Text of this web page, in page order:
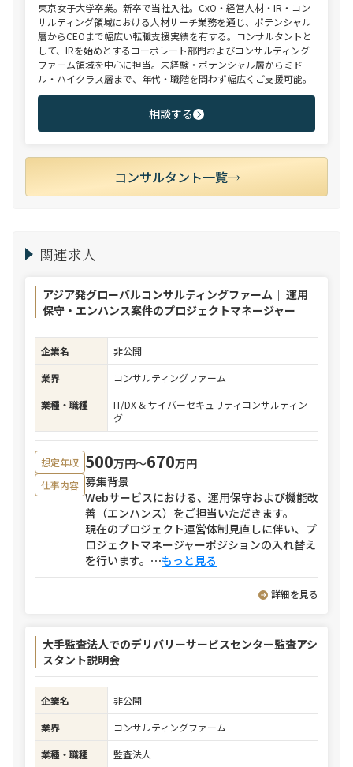
東京女子大学卒業。新卒で当社入社。CxO・経営人材・IR・コン
サルティング領域における人材サーチ業務を通じ、ポテンシャル
層からCEOまで幅広い転職支援実績を有する。コンサルタントと
して、IRを始めとするコーポレート部門およびコンサルティング
ファーム領域を中心に担当。未経験・ポテンシャル層からミド
ル・ハイクラス層まで、年代・職階を問わず幅広くご支援可能。
相談する
コンサルタント一覧
関連求人
アジア発グローバルコンサルティングファーム｜ 運用
保守・エンハンス案件のプロジェクトマネージャー
企業名
非公開
業界
コンサルティングファーム
業種・職種
IT/DX & サイバーセキュリティコンサルティン
グ
想定年収 500万円〜670万円
仕事内容 募集背景
Webサービスにおける、運用保守および機能改
善（エンハンス）をご担当いただきます。
現在のプロジェクト運営体制見直しに伴い、プ
ロジェクトマネージャーポジションの入れ替え
を行います。 ⋯もっと見る
詳細を見る
大手監査法人でのデリバリーサービスセンター監査アシ
スタント説明会
企業名
非公開
業界
コンサルティングファーム
業種・職種
監査法人